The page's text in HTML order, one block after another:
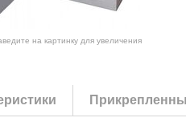
на картинку для увеличения